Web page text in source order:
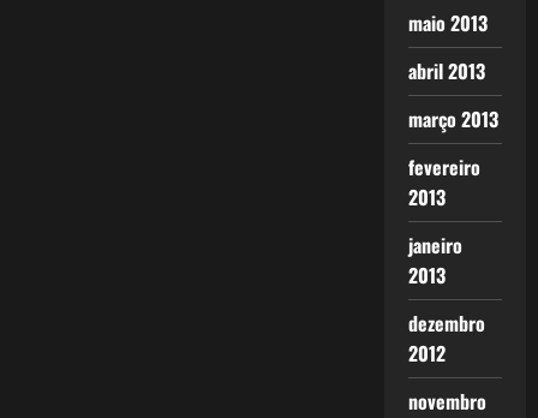
maio 2013
abril 2013
março 2013
fevereiro
2013
janeiro
2013
dezembro
2012
novembro